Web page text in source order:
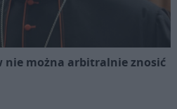
nie można arbitralnie znosić